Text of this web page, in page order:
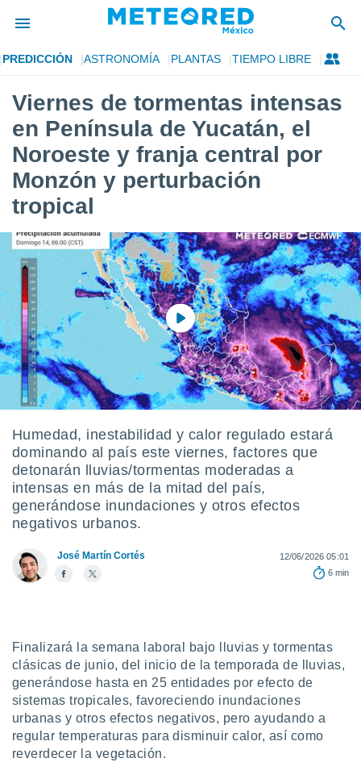
de
ha sido
para
la
que se
calidad.
a este
las
y
forma
digital
basada
permite
seguir
contenido
coste.
botón
la
todas
y análisis
en
así como
perfil
y
en
ACEPTAR
CONTINUAR
CONFIGURACIÓN
PREDICCIÓN ASTRONOMÍA PLANTAS TIEMPO LIBRE
Viernes de tormentas intensas
en Península de Yucatán, el
Noroeste y franja central por
Monzón y perturbación
tropical
Humedad, inestabilidad y calor regulado estará
dominando al país este viernes, factores que
detonarán lluvias/tormentas moderadas a
intensas en más de la mitad del país,
generándose inundaciones y otros efectos
negativos urbanos.
José Martín Cortés
12/06/2026 05:01
6 min
Finalizará la semana laboral bajo lluvias y tormentas
clásicas de junio, del inicio de la temporada de lluvias,
generándose hasta en 25 entidades por efecto de
sistemas tropicales, favoreciendo inundaciones
urbanas y otros efectos negativos, pero ayudando a
regular temperaturas para disminuir calor, así como
reverdecer la vegetación.